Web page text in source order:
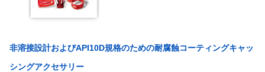
非溶接設計およびAPI10D規格のための耐腐蝕コーティングキャッ
シングアクセサリー